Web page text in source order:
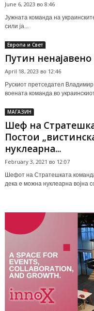
June 6, 2023 во 8:46
Јужната команда на
сили ја...
Европа и Свет
Путин
April 18, 2023 во 12:46
Рускиот претседател
воената команда во
МАГАЗИН
Шеф на
Постои
нуклеарна...
February 3, 2021 во 12:07
Шефот на Стратешката
дека е можна нуклеарна војна